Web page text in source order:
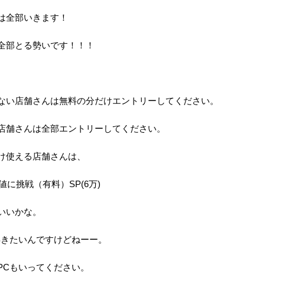
全部いきます！
部とる勢いです！！！
い店舗さんは無料の分だけエントリーしてください。
舗さんは全部エントリーしてください。
使える店舗さんは、
に挑戦（有料）SP(6万)
いかな。
たいんですけどねーー。
もいってください。